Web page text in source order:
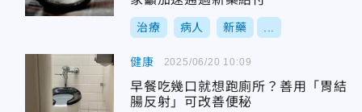
治療 病人 新藥
健康
早餐吃幾口就想跑廁所？善用「胃結
腸反射」可改善便秘
2025/06/20 10:09